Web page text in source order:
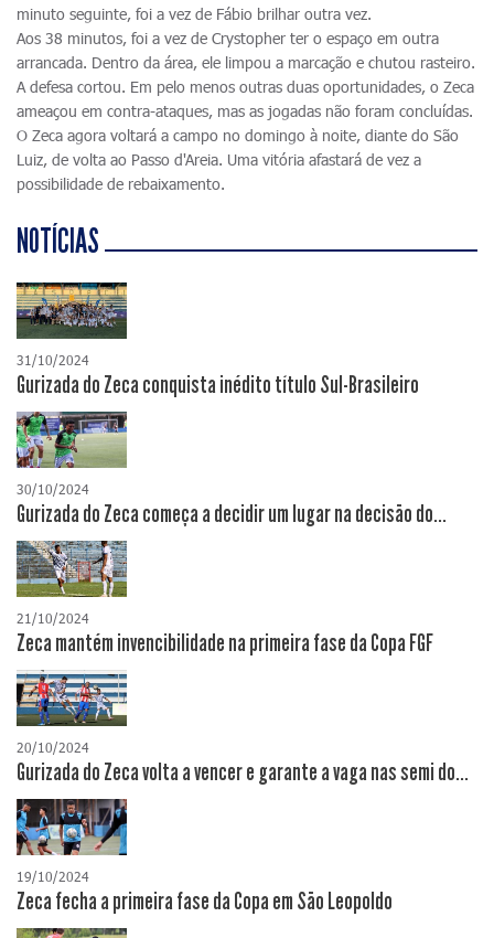
minuto seguinte, foi a vez de Fábio brilhar outra vez.
Aos 38 minutos, foi a vez de Crystopher ter o espaço em outra
arrancada. Dentro da área, ele limpou a marcação e chutou rasteiro.
A defesa cortou. Em pelo menos outras duas oportunidades, o Zeca
ameaçou em contra-ataques, mas as jogadas não foram concluídas.
O Zeca agora voltará a campo no domingo à noite, diante do São
Luiz, de volta ao Passo d'Areia. Uma vitória afastará de vez a
possibilidade de rebaixamento.
NOTÍCIAS
31/10/2024
Gurizada do Zeca conquista inédito título Sul-Brasileiro
30/10/2024
Gurizada do Zeca começa a decidir um lugar na decisão do...
21/10/2024
Zeca mantém invencibilidade na primeira fase da Copa FGF
20/10/2024
Gurizada do Zeca volta a vencer e garante a vaga nas semi do...
19/10/2024
Zeca fecha a primeira fase da Copa em São Leopoldo